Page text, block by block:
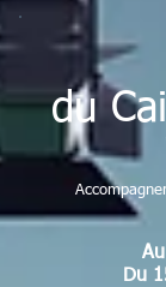
du
Du